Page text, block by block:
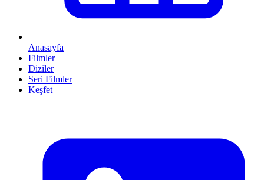
Anasayfa
Filmler
Diziler
Seri Filmler
Keşfet